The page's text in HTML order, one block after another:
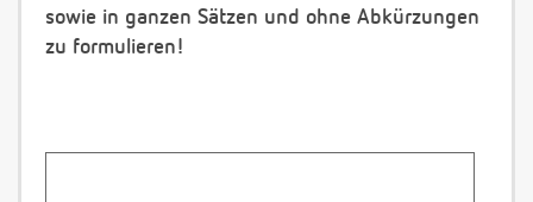
sowie in ganzen Sätzen und ohne Abkürzungen
zu formulieren!